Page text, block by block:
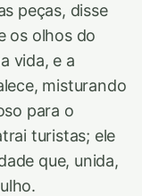
peças, disse
os olhos do
vida, e a
misturando
para o
turistas; ele
que, unida,